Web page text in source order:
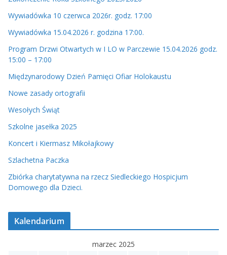
Wywiadówka 10 czerwca 2026r. godz. 17:00
Wywiadówka 15.04.2026 r. godzina 17:00.
Program Drzwi Otwartych w I LO w Parczewie 15.04.2026 godz.
15:00 – 17:00
Międzynarodowy Dzień Pamięci Ofiar Holokaustu
Nowe zasady ortografii
Wesołych Świąt
Szkolne jasełka 2025
Koncert i Kiermasz Mikołajkowy
Szlachetna Paczka
Zbiórka charytatywna na rzecz Siedleckiego Hospicjum
Domowego dla Dzieci.
Kalendarium
marzec 2025